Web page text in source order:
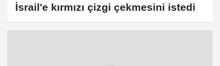
İsrail'e kırmızı çizgi çekmesini istedi